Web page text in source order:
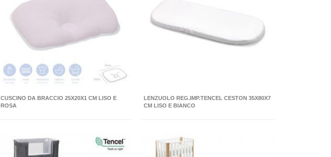
CUSCINO DA BRACCIO 25X20X1 CM LISO E
ROSA
LENZUOLO REG.IMP.TENCEL CESTON 35X80X7
CM LISO E BIANCO